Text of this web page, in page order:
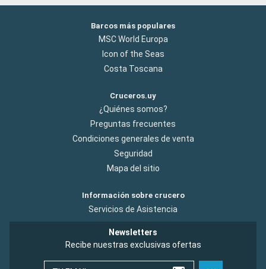
Barcos más populares
MSC World Europa
Icon of the Seas
Costa Toscana
Cruceros.uy
¿Quiénes somos?
Preguntas frecuentes
Condiciones generales de venta
Seguridad
Mapa del sitio
Información sobre crucero
Servicios de Asistencia
Newsletters
Recibe nuestras exclusivas ofertas